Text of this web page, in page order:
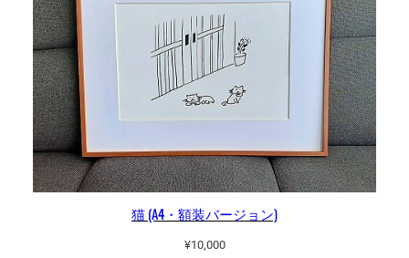
猫 (A4・額装バージョン)
¥10,000